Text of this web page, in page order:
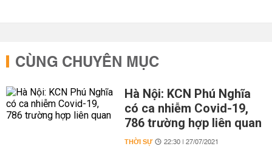
CÙNG CHUYÊN MỤC
Hà Nội: KCN Phú Nghĩa
có ca nhiễm Covid-19,
786 trường hợp liên quan
THỜI SỰ 22:30 | 27/07/2021